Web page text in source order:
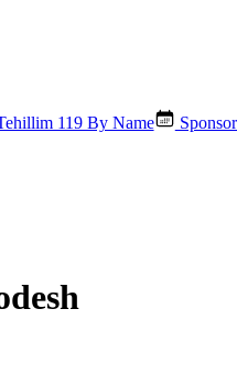
119 By Name